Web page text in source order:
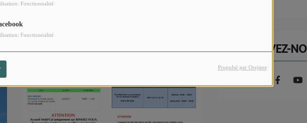
Fonctionnalité
Fonctionnalité
Propulsé par Orejime
RETROUVEZ-